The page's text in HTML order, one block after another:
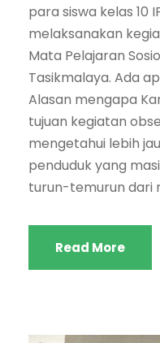
para siswa kelas 10
melaksanakan
Mata Pelajaran
Tasikmalaya. Ada
Alasan mengapa
tujuan kegiatan
mengetahui lebih
penduduk yang
turun-temurun dari
Read More